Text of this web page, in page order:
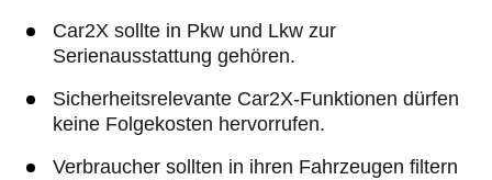
Car2X sollte in Pkw und Lkw zur
Serienausstattung gehören.
Sicherheitsrelevante Car2X-Funktionen dürfen
keine Folgekosten hervorrufen.
Verbraucher sollten in ihren Fahrzeugen filtern